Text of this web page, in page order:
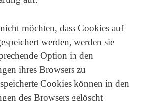
möchten, dass Cookies auf
werden, werden sie
Option in den
ihres Browsers zu
Cookies können in den
des Browsers gelöscht